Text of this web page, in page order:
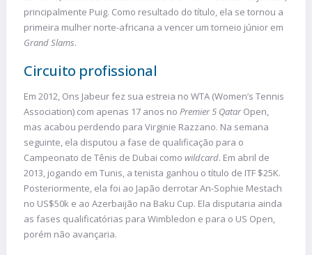
principalmente Puig. Como resultado do título, ela se tornou a
primeira mulher norte-africana a vencer um torneio júnior em
Grand Slams.
Circuito profissional
Em 2012, Ons Jabeur fez sua estreia no WTA (Women’s Tennis
Association) com apenas 17 anos no Premier 5 QatarOpen,
mas acabou perdendo para Virginie Razzano. Na semana
seguinte, ela disputou a fase de qualificação para o
Campeonato de Tênis de Dubai como wildcard. Em abril de
2013, jogando em Tunis, a tenista ganhou o título de ITF $25K.
Posteriormente, ela foi ao Japão derrotar An-Sophie Mestach
no US$50k e ao Azerbaijão na Baku Cup. Ela disputaria ainda
as fases qualificatórias para Wimbledon e para o US Open,
porém não avançaria.